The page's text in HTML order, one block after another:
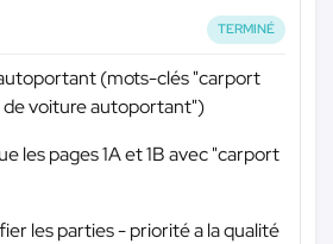
TERMINÉ
(mots-clés "carport
voiture autoportant")
les pages 1A et 1B avec "carport
les parties - priorité a la qualité